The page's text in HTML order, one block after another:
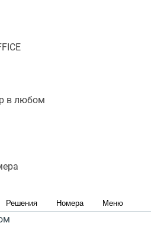
в любом
Решения Номера Меню
— управление данными
планирования
⁴HCM (УЧК) — управление